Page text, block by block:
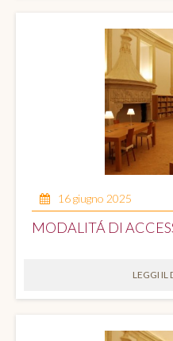
16 giugno 2025
MODALITÁ DI
LEGGI IL